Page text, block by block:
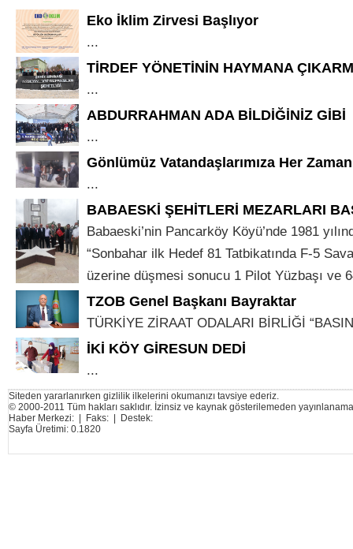
Eko İklim Zirvesi Başlıyor
...
TİRDEF YÖNETİNİN HAYMANA
...
ABDURRAHMAN ADA BİLDİĞİNİZ GİBİ
...
Gönlümüz Vatandaşlarımıza Her
...
BABAESKİ ŞEHİTLERİ MEZARLARI
Babaeski’nin Pancarköy Köyü’nde 1981
“Sonbahar ilk Hedef 81 Tatbikatında F-5
üzerine düşmesi sonucu 1 Pilot Yüzbaşı ve
TZOB Genel Başkanı Bayraktar
TÜRKİYE ZİRAAT ODALARI BİRLİĞİ
İKİ KÖY GİRESUN DEDİ
...
Siteden yararlanırken gizlilik ilkelerini okumanızı tavsiye ederiz.
© 2000-2011 Tüm hakları saklıdır. İzinsiz ve kaynak gösterilemeden
Haber Merkezi: | Faks: | Destek:
Sayfa Üretimi: 0.1820